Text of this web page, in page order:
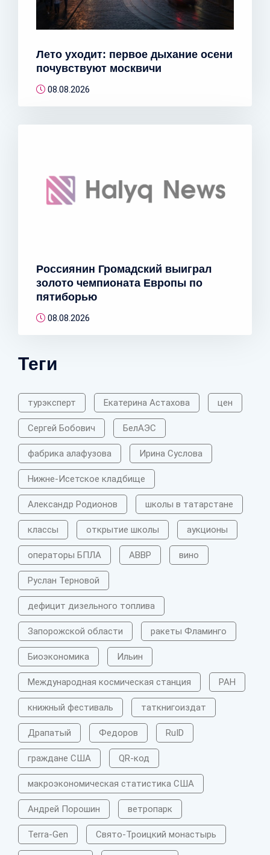
Лето уходит: первое дыхание осени
почувствуют москвичи
08.08.2026
Россиянин Громадский выиграл
золото чемпионата Европы по
пятиборью
08.08.2026
Теги
турэксперт Екатерина Астахова цен
Сергей Бобович БелАЭС
фабрика алафузова Ирина Суслова
Нижне-Исетское кладбище
Александр Родионов школы в татарстане
классы открытие школы аукционы
операторы БПЛА АВВР вино
Руслан Терновой
дефицит дизельного топлива
Запорожской области ракеты Фламинго
Биоэкономика Ильин
Международная космическая станция РАН
книжный фестиваль таткнигоиздат
Драпатый Федоров RuID
граждане США QR-код
макроэкономическая статистика США
Андрей Порошин ветропарк
Terra-Gen Свято-Троицкий монастырь